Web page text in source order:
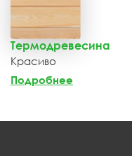
Термодревесина
Красиво
Подробнее